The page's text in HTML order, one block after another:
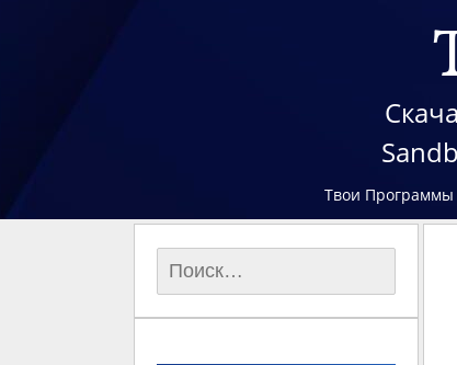
Твои Программы